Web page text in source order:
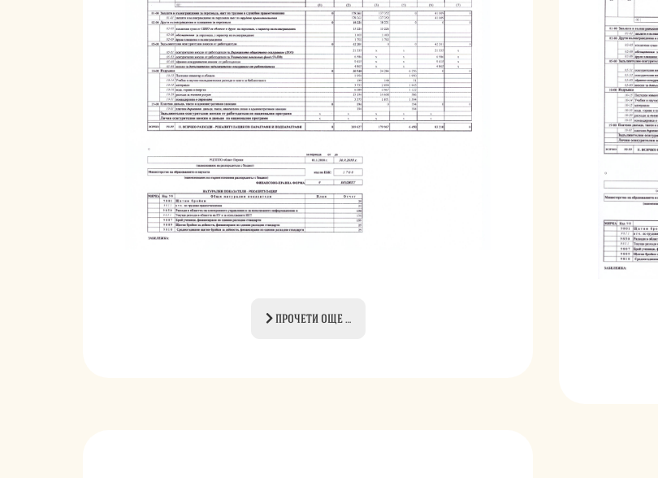
ПРОЧЕТИ ОЩЕ …